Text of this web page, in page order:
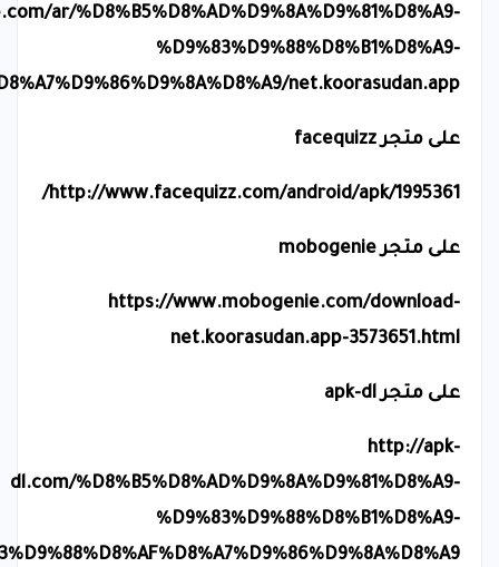
ar/%D8%B5%D8%AD%D9%8A%D9%81%D8%A9-
%D9%83%D9%88%D8%B1%D8%A9-
net.koorasudan.app
على متجرfacequizz
http://www.facequizz.com/android/apk/1995361
/
على متجرmobogenie
https://www.mobogenie.com/download-
net.koorasudan.app-3573651.html
على متجرapk-dl
http://apk-
dl.com/%D8%B5%D8%AD%D9%8A%D9%81%D8%A9-
%D9%83%D9%88%D8%B1%D8%A9-